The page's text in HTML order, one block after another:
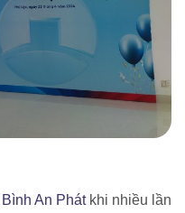
Bình An Phátkhi nhiều lần